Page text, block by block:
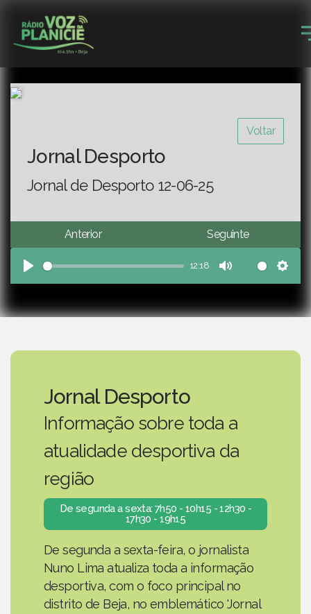
Voltar
Jornal Desporto
Jornal de Desporto 12-06-25
Anterior Seguinte
Play
12:18
Mute
Jornal Desporto
Informação sobre toda a
atualidade desportiva da
região
De segunda a sexta: 7h50 - 10h15 - 12h30 -
17h30 - 19h15
De segunda a sexta-feira, o jornalista
Nuno Lima atualiza toda a informação
desportiva, com o foco principal no
distrito de Beja, no emblemático 'Jornal